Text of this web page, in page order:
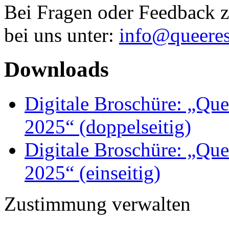
Bei Fragen oder Feedback
bei uns unter:
Downloads
Digitale Broschüre:
2025“ (doppelseitig)
Digitale Broschüre:
2025“ (einseitig)
Zustimmung verwalten